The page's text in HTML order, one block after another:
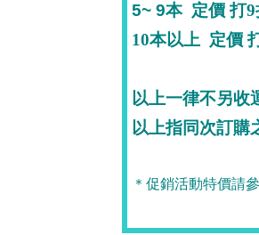
5~ 9本 定價 打9
10本以上 定價
以上一律不另收
以上指同次訂購
＊促銷活動特價請